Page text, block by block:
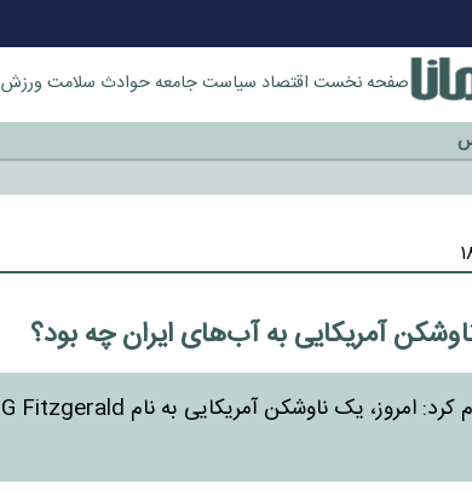
صفحه نخست اقتصاد سیاستجامعهحوادث سلامت ورزش
پرسپولیس
برای مهار چین، روسیه و اروپا شکست خورد
آمریکایی به آب‌های ایران چه بود؟